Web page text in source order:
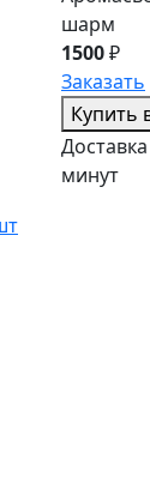
шарм
1500₽
Заказать
Купить
минут